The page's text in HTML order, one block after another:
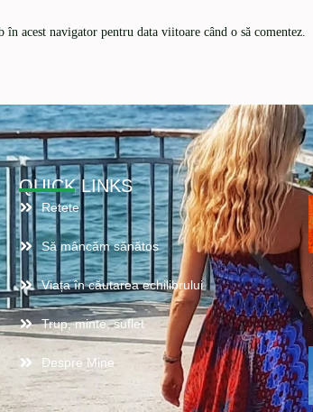
acest navigator pentru data viitoare când o să comentez.
QUICK LINKS
Retete
Să mâncăm sănătos
Viața în căutarea echilibrului
Trup, minte, suflet
Despre Mine